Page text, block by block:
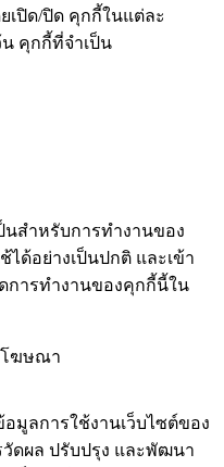
เปิด/ปิด คุกกี้ในแต่ละ
คุกกี้ที่จำเป็น
นสำหรับการทำงานของ
ด้อย่างเป็นปกติ และเข้า
การทำงานของคุกกี้นี้ใน
โฆษณา
มูลการใช้งานเว็บไซต์ของ
ดผล ปรับปรุง และพัฒนา